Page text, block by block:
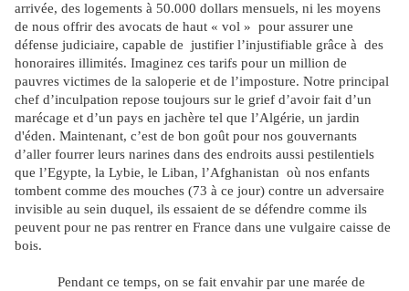
arrivée, des logements à 50.000 dollars mensuels, ni les moyens
de nous offrir des avocats de haut « vol » pour assurer une
défense judiciaire, capable de justifier l’injustifiable grâce à des
honoraires illimités. Imaginez ces tarifs pour un million de
pauvres victimes de la saloperie et de l’imposture. Notre principal
chef d’inculpation repose toujours sur le grief d’avoir fait d’un
marécage et d’un pays en jachère tel que l’Algérie, un jardin
d'éden. Maintenant, c’est de bon goût pour nos gouvernants
d’aller fourrer leurs narines dans des endroits aussi pestilentiels
que l’Egypte, la Lybie, le Liban, l’Afghanistan où nos enfants
tombent comme des mouches (73 à ce jour) contre un adversaire
invisible au sein duquel, ils essaient de se défendre comme ils
peuvent pour ne pas rentrer en France dans une vulgaire caisse de
bois.
Pendant ce temps, on se fait envahir par une marée de